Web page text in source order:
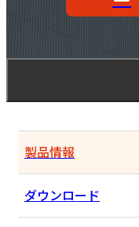
製品情報
ダウンロード